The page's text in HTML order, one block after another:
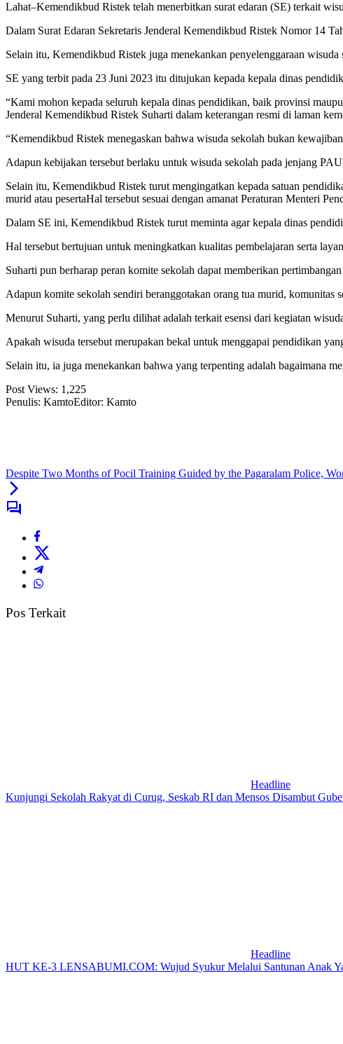
Lahat–Kemendikbud Ristek telah menerbitkan surat edaran (SE) terkait
Dalam Surat Edaran Sekretaris Jenderal Kemendikbud Ristek Nomor 14
Selain itu, Kemendikbud Ristek juga menekankan penyelenggaraan
SE yang terbit pada 23 Juni 2023 itu ditujukan kepada kepala dinas
“Kami mohon kepada seluruh kepala dinas pendidikan, baik provinsi
Jenderal Kemendikbud Ristek Suharti dalam keterangan resmi di laman
“Kemendikbud Ristek menegaskan bahwa wisuda sekolah bukan
Adapun kebijakan tersebut berlaku untuk wisuda sekolah pada jenjang
Selain itu, Kemendikbud Ristek turut mengingatkan kepada satuan
murid atau pesertaHal tersebut sesuai dengan amanat Peraturan Menteri
Dalam SE ini, Kemendikbud Ristek turut meminta agar kepala dinas
Hal tersebut bertujuan untuk meningkatkan kualitas pembelajaran serta
Suharti pun berharap peran komite sekolah dapat memberikan
Adapun komite sekolah sendiri beranggotakan orang tua murid, komunitas
Menurut Suharti, yang perlu dilihat adalah terkait esensi dari kegiatan
Apakah wisuda tersebut merupakan bekal untuk menggapai pendidikan
Selain itu, ia juga menekankan bahwa yang terpenting adalah bagaimana
Post Views: 1,225
Penulis: KamtoEditor: Kamto
Despite Two Months of Pocil Training Guided by the Pagaralam Police,
Pos Terkait
Headline
Kunjungi Sekolah Rakyat di Curug, Seskab RI dan Mensos Disambut
Headline
HUT KE-3 LENSABUMI.COM: Wujud Syukur Melalui Santunan Anak